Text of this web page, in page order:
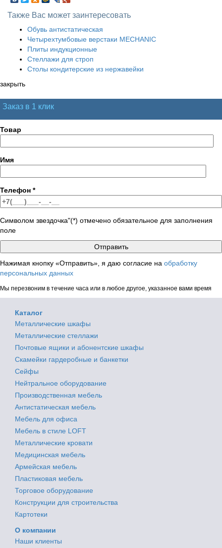
Также Вас может заинтересовать
Обувь антистатическая
Четырехтумбовые верстаки MECHANIC
Плиты индукционные
Стеллажи для строп
Столы кондитерские из нержавейки
закрыть
Заказ в 1 клик
Товар
Имя
Телефон *
Символом звездочка"(*) отмечено обязательное для заполнения
поле
Нажимая кнопку «Отправить», я даю согласие на обработку
персональных данных
Мы перезвоним в течение часа или в любое другое, указанное вами время
Каталог
Металлические шкафы
Металлические стеллажи
Почтовые ящики и абонентские шкафы
Скамейки гардеробные и банкетки
Сейфы
Нейтральное оборудование
Производственная мебель
Антистатическая мебель
Мебель для офиса
Мебель в стиле LOFT
Металлические кровати
Медицинская мебель
Армейская мебель
Пластиковая мебель
Торговое оборудование
Конструкции для строительства
Картотеки
О компании
Наши клиенты